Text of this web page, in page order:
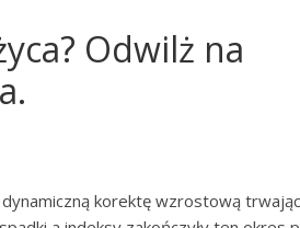
Odwilż na
korektę wzrostową